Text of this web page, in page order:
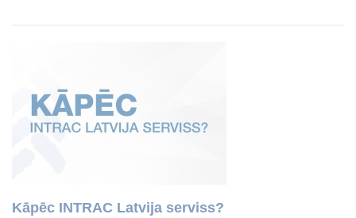
Kāpēc INTRAC Latvija serviss?